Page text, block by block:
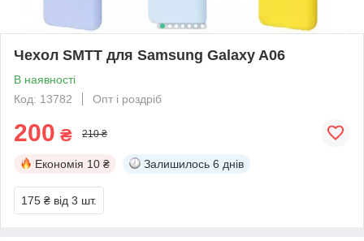
Чехол SMTT для Samsung Galaxy A06
В наявності
Код: 13782
Опт і роздріб
200 ₴ 210 ₴
Економія 10 ₴ Залишилось 6 днів
175 ₴ від 3 шт.